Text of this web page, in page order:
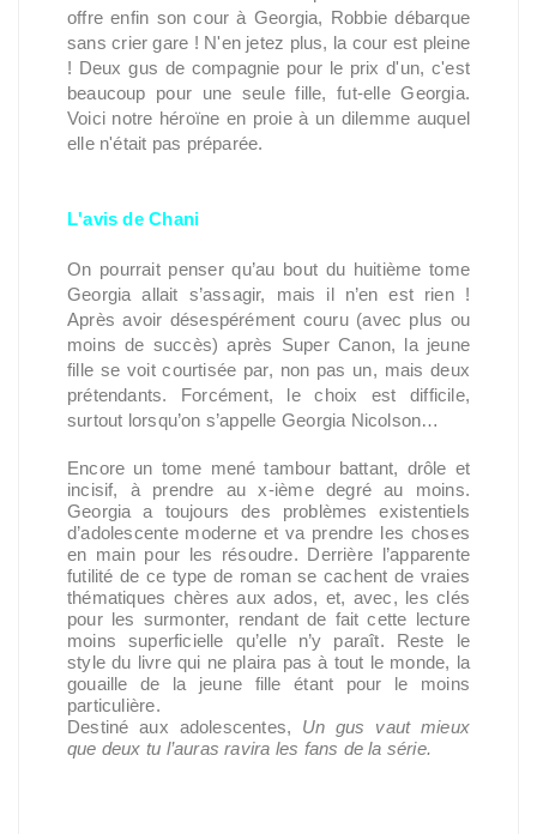
offre enfin son cour à Georgia, Robbie débarque
sans crier gare ! N'en jetez plus, la cour est pleine
! Deux gus de compagnie pour le prix d'un, c'est
beaucoup pour une seule fille, fut-elle Georgia.
Voici notre héroïne en proie à un dilemme auquel
elle n'était pas préparée.
L'avis de Chani
On pourrait penser qu’au bout du huitième tome
Georgia allait s’assagir, mais il n’en est rien !
Après avoir désespérément couru (avec plus ou
moins de succès) après Super Canon, la jeune
fille se voit courtisée par, non pas un, mais deux
prétendants. Forcément, le choix est difficile,
surtout lorsqu’on s’appelle Georgia Nicolson…
Encore un tome mené tambour battant, drôle et
incisif, à prendre au x-ième degré au moins.
Georgia a toujours des problèmes existentiels
d’adolescente moderne et va prendre les choses
en main pour les résoudre. Derrière l’apparente
futilité de ce type de roman se cachent de vraies
thématiques chères aux ados, et, avec, les clés
pour les surmonter, rendant de fait cette lecture
moins superficielle qu’elle n’y paraît. Reste le
style du livre qui ne plaira pas à tout le monde, la
gouaille de la jeune fille étant pour le moins
particulière.
Destiné aux adolescentes, Un gus vaut mieux
que deux tu l’auras ravira les fans de la série.